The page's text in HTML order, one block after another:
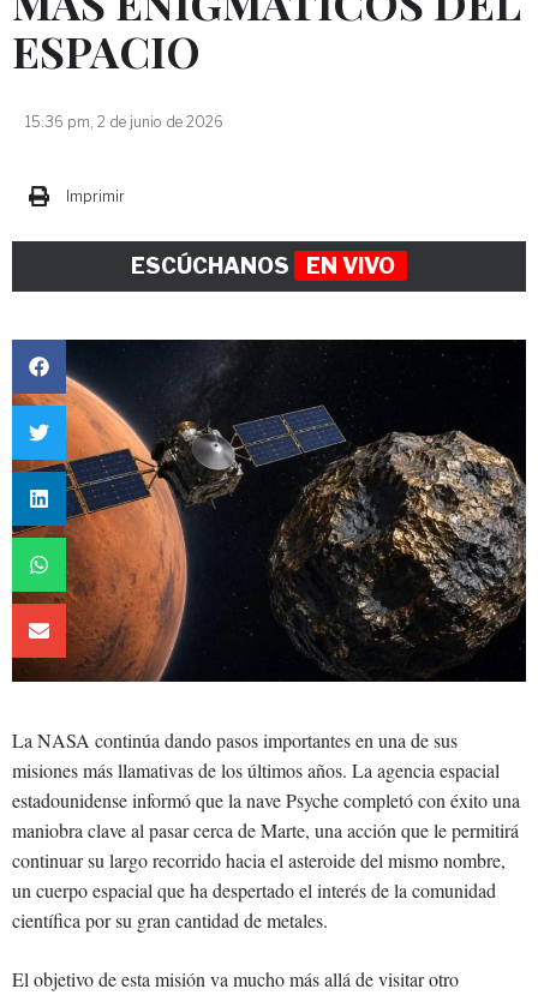
ESPACIO
15:36 pm, 2 de junio de 2026
Imprimir
ESCÚCHANOS EN VIVO
La NASA continúa dando pasos importantes en una de sus
misiones más llamativas de los últimos años. La agencia espacial
estadounidense informó que la nave Psyche completó con éxito una
maniobra clave al pasar cerca de Marte, una acción que le permitirá
continuar su largo recorrido hacia el asteroide del mismo nombre,
un cuerpo espacial que ha despertado el interés de la comunidad
científica por su gran cantidad de metales.
El objetivo de esta misión va mucho más allá de visitar otro